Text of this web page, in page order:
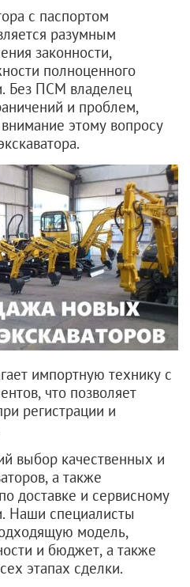
с паспортом
разумным
законности,
полноценного
Без ПСМ владелец
и проблем,
этому вопросу
импортную технику с
что позволяет
регистрации и
выбор качественных и
, а также
по доставке и сервисному
Наши специалисты
модель,
и бюджет, а также
этапах сделки.